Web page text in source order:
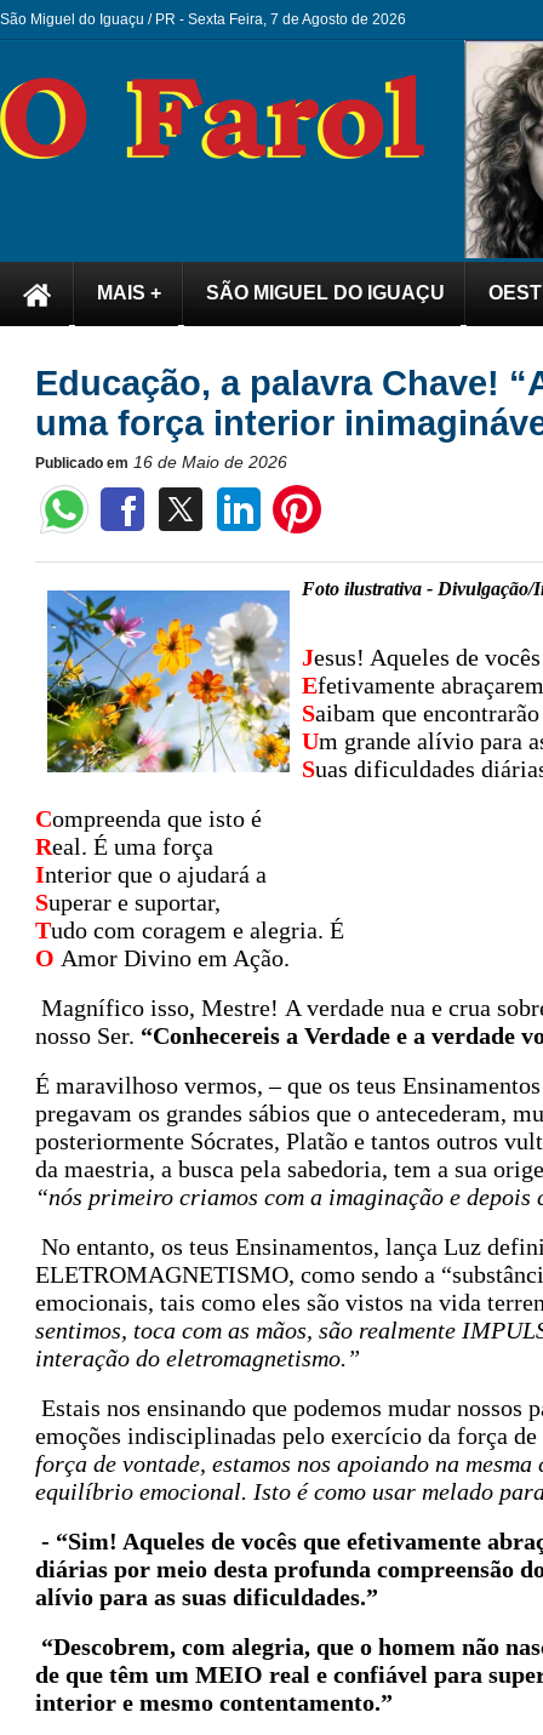
São Miguel do Iguaçu / PR - Sexta Feira, 7 de Agosto de 2026
MAIS + SÃO MIGUEL DO IGUAÇU
Educação, a palavra Chave!
uma força interior
Publicado em 16 de Maio de 2026
Foto ilustrativa - Divulgação/
Jesus! Aqueles de
Efetivamente
Saibam que encontrarão
Um grande alívio para
Suas dificuldades
Compreenda que isto é
Real. É uma força
Interior que o ajudará a
Superar e suportar,
Tudo com coragem e alegria. É
O Amor Divino em Ação.
Magnífico isso, Mestre! A verdade nua e crua
nosso Ser. “Conhecereis a Verdade e a verdade
É maravilhoso vermos, – que os teus
pregavam os grandes sábios que o antecederam,
posteriormente Sócrates, Platão e tantos outros
da maestria, a busca pela sabedoria, tem a sua
“nós primeiro criamos com a imaginação e
No entanto, os teus Ensinamentos, lança Luz
ELETROMAGNETISMO, como sendo a
emocionais, tais como eles são vistos na vida
sentimos, toca com as mãos, são realmente
interação do eletromagnetismo.”
Estais nos ensinando que podemos mudar nossos
emoções indisciplinadas pelo exercício da força
força de vontade, estamos nos apoiando na
equilíbrio emocional. Isto é como usar melado
- “Sim! Aqueles de vocês que efetivamente
diárias por meio desta profunda compreensão
alívio para as suas dificuldades.”
“Descobrem, com alegria, que o homem não
de que têm um MEIO real e confiável para
interior e mesmo contentamento.”